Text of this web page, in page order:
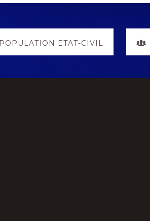
POPULATION ETAT-CIVIL